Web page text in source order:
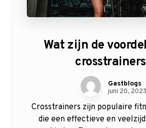
Wat zijn de
Gastblogs
juni 20, 2023
Crosstrainers zijn populaire
die een effectieve en